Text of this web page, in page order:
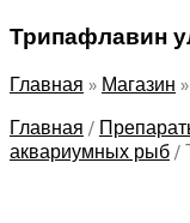
Трипафлавин
Главная » Магазин »
Главная /
аквариумных рыб /